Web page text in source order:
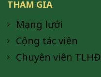
THAM GIA
Mạng lưới
Cộng tác viên
Chuyên viên TLHĐ